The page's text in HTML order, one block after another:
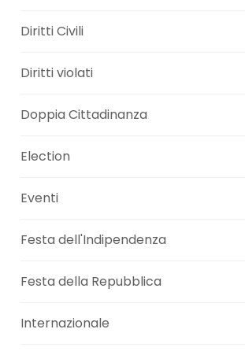
Diritti Civili
Diritti violati
Doppia Cittadinanza
Election
Eventi
Festa dell'Indipendenza
Festa della Repubblica
Internazionale